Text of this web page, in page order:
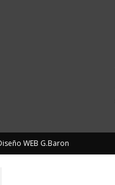
WEB G.Baron